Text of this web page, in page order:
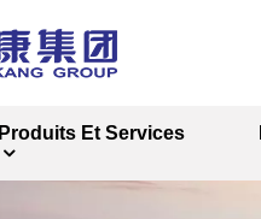
Produits Et Services